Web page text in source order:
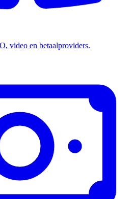
video en betaalproviders.